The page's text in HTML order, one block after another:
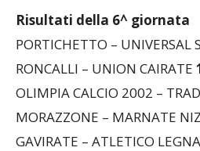
PORTICHETTO – UNIVERSAL
RONCALLI – UNION CAIRATE
OLIMPIA CALCIO 2002 –
MORAZZONE – MARNATE
GAVIRATE – ATLETICO
VARESINA – INSUBRIA 4-0